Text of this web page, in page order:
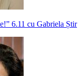
6.11 cu Gabriela Știr